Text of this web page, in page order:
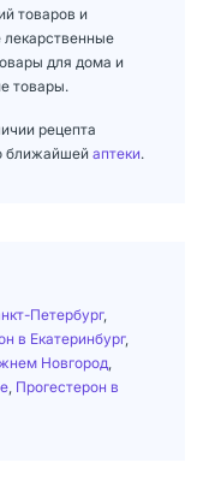
товаров и
лекарственные
для дома и
товары.
рецепта
ближайшей аптеки.
Петербург,
в Екатеринбург,
Новгород
Прогестерон в